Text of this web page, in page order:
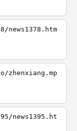
zhenxiang.mp
news1395.ht